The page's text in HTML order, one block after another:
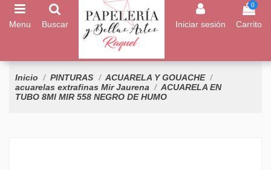
Menu Buscar Iniciar sesión
0
Carrito
Inicio PINTURAS
ACUARELA Y GOUACHE
acuarelas extrafinas Mir Jaurena
ACUARELA EN
TUBO 8Ml MIR 558 NEGRO DE HUMO